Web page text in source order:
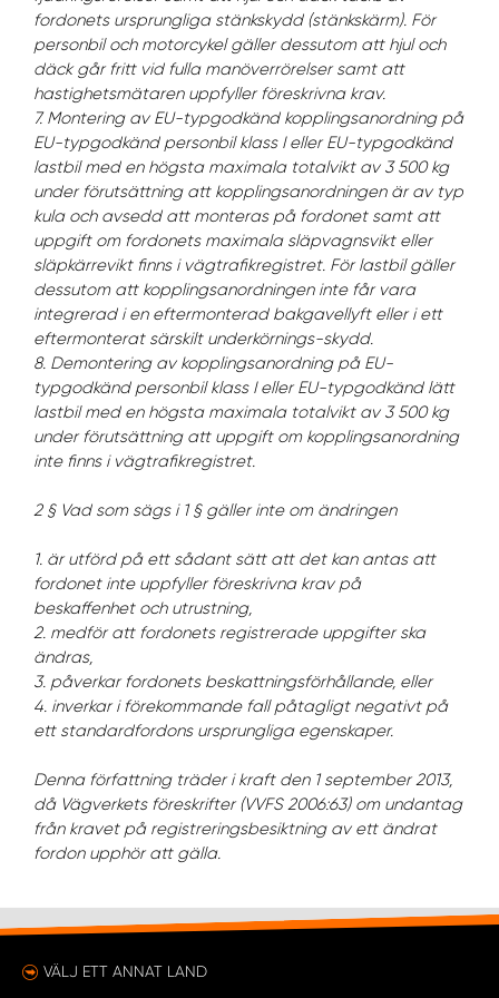
fordonets ursprungliga stänkskydd (stänkskärm). För
personbil och motorcykel gäller dessutom att hjul och
däck går fritt vid fulla manöverrörelser samt att
hastighetsmätaren uppfyller föreskrivna krav.
7. Montering av EU-typgodkänd kopplingsanordning på
EU-typgodkänd personbil klass I eller EU-typgodkänd
lastbil med en högsta maximala totalvikt av 3 500 kg
under förutsättning att kopplingsanordningen är av typ
kula och avsedd att monteras på fordonet samt att
uppgift om fordonets maximala släpvagnsvikt eller
släpkärrevikt finns i vägtrafikregistret. För lastbil gäller
dessutom att kopplingsanordningen inte får vara
integrerad i en eftermonterad bakgavellyft eller i ett
eftermonterat särskilt underkörnings-skydd.
8. Demontering av kopplingsanordning på EU-
typgodkänd personbil klass I eller EU-typgodkänd lätt
lastbil med en högsta maximala totalvikt av 3 500 kg
under förutsättning att uppgift om kopplingsanordning
inte finns i vägtrafikregistret.
2 § Vad som sägs i 1 § gäller inte om ändringen
1. är utförd på ett sådant sätt att det kan antas att
fordonet inte uppfyller föreskrivna krav på
beskaffenhet och utrustning,
2. medför att fordonets registrerade uppgifter ska
ändras,
3. påverkar fordonets beskattningsförhållande, eller
4. inverkar i förekommande fall påtagligt negativt på
ett standardfordons ursprungliga egenskaper.
Denna författning träder i kraft den 1 september 2013,
då Vägverkets föreskrifter (VVFS 2006:63) om undantag
från kravet på registreringsbesiktning av ett ändrat
fordon upphör att gälla.
VÄLJ ETT ANNAT LAND